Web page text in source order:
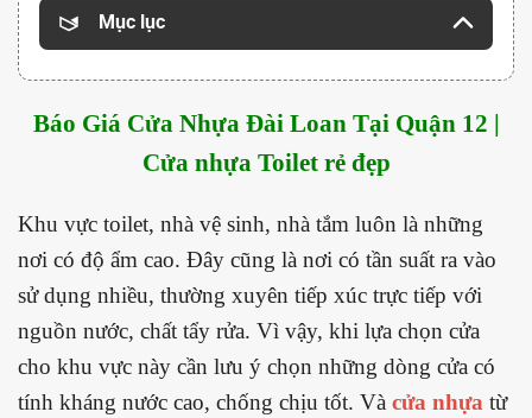
Mục lục
Báo Giá Cửa Nhựa Đài Loan Tại Quận 12 |
Cửa nhựa Toilet rẻ đẹp
Khu vực toilet, nhà vệ sinh, nhà tắm luôn là những
nơi có độ ẩm cao. Đây cũng là nơi có tần suất ra vào
sử dụng nhiều, thường xuyên tiếp xúc trực tiếp với
nguồn nước, chất tẩy rửa. Vì vậy, khi lựa chọn cửa
cho khu vực này cần lưu ý chọn những dòng cửa có
tính kháng nước cao, chống chịu tốt. Và cửa nhựa từ